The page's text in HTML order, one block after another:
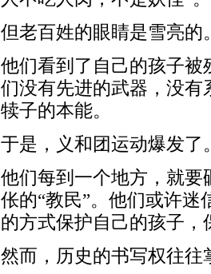
但老百姓的眼睛是雪亮的
他们看到了自己的孩子
们没有先进的武器，没
犊子的本能。
于是，义和团运动爆发了
他们每到一个地方，就
伥的“教民”。他们或许
的方式保护自己的孩子，
然而，历史的书写权往往